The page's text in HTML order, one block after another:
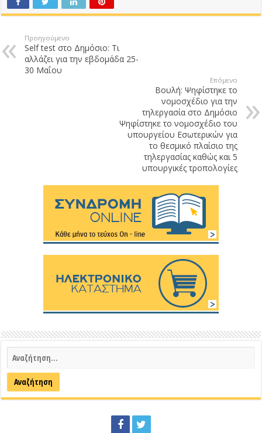
Προηγούμενο
Self test στο Δημόσιο: Τι
αλλάζει για την εβδομάδα 25-
30 Μαΐου
Επόμενο
Boυλή: Ψηφίστηκε το
νομοσχέδιο για την
τηλεργασία στο Δημόσιο
Ψηφίστηκε το νομοσχέδιο του
υπουργείου Εσωτερικών για
το θεσμικό πλαίσιο της
τηλεργασίας καθώς και 5
υπουργικές τροπολογίες